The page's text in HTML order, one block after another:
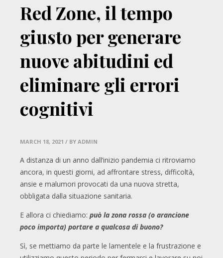
Red Zone, il tempo
giusto per generare
nuove abitudini ed
eliminare gli errori
cognitivi
MARCH 18, 2021 / BY ADMIN
A distanza di un anno dall’inizio pandemia ci ritroviamo
ancora, in questi giorni, ad affrontare stress, difficoltà,
ansie e malumori provocati da una nuova stretta,
obbligata dalla situazione sanitaria.
E allora ci chiediamo: può la zona rossa (o arancione
poco importa) portare a qualcosa di buono?
Sì, se mettiamo da parte le lamentele e la frustrazione e